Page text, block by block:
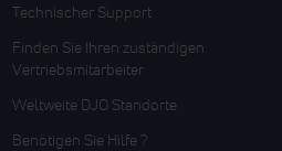
Technischer Support
Finden Sie Ihren zuständigen
Vertriebsmitarbeiter
Weltweite DJO Standorte
Benötigen Sie Hilfe ?